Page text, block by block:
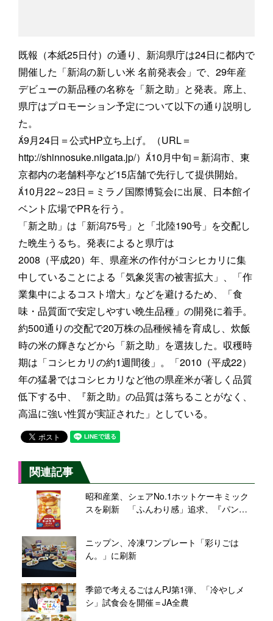
既報（本紙25日付）の通り、新潟県庁は24日に都内で
開催した「新潟の新しい米 名前発表会」で、29年産
デビューの新品種の名称を「新之助」と発表。席上、
県庁はプロモーション予定について以下の通り説明し
た。
9月24日＝公式HP立ち上げ。（URL＝
http://shinnosuke.niigata.jp/）10月中旬＝新潟市、東
京都内の老舗料亭など15店舗で先行して提供開始。
10月22～23日＝ミラノ国際博覧会に出展、日本館イ
ベント広場でPRを行う。
「新之助」は「新潟75号」と「北陸190号」を交配し
た晩生うるち。発表によると県庁は
2008（平成20）年、県産米の作付がコシヒカリに集
中していることによる「気象災害の被害拡大」、「作
業集中によるコスト増大」などを避けるため、「食
味・品質面で安定しやすい晩生品種」の開発に着手。
約500通りの交配で20万株の品種候補を育成し、炊飯
時の米の輝きなどから「新之助」を選抜した。収穫時
期は「コシヒカリの約1週間後」。「2010（平成22）
年の猛暑ではコシヒカリなど他の県産米が著しく品質
低下する中、『新之助』の品質は落ちることがなく、
高温に強い性質が実証された」としている。
関連記事
昭和産業、シェアNo.1ホットケーキミック
スを刷新 「ふんわり感」追求、『パンど
ニップン、冷凍ワンプレート「彩りごは
ん。」に刷新
季節で考えるごはんPJ第1弾、「冷やしメ
シ」試食会を開催＝JA全農